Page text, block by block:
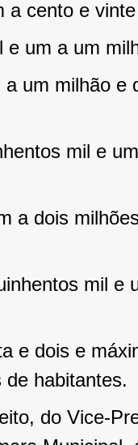
a cento e
e um a um
um milhão e
mil e
a dois
mil e
e dois e
de habitantes.
do Vice-